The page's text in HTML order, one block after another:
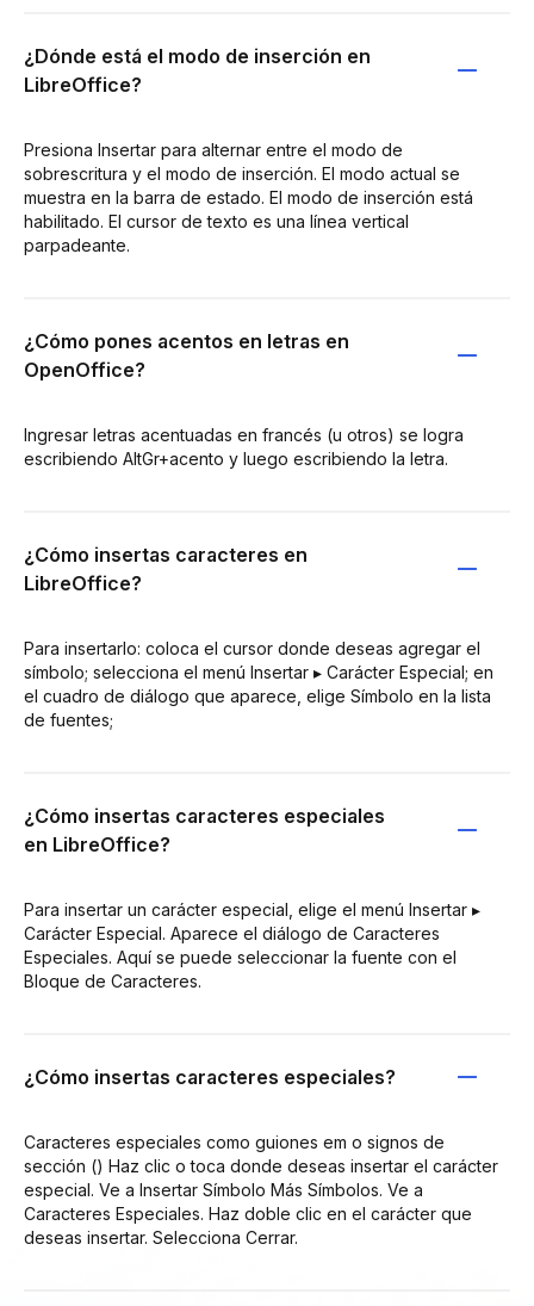
¿Dónde está el modo de inserción en
LibreOffice?
Presiona Insertar para alternar entre el modo de
sobrescritura y el modo de inserción. El modo actual se
muestra en la barra de estado. El modo de inserción está
habilitado. El cursor de texto es una línea vertical
parpadeante.
¿Cómo pones acentos en letras en
OpenOffice?
Ingresar letras acentuadas en francés (u otros) se logra
escribiendo AltGr+acento y luego escribiendo la letra.
¿Cómo insertas caracteres en
LibreOffice?
Para insertarlo: coloca el cursor donde deseas agregar el
símbolo; selecciona el menú Insertar ▸ Carácter Especial; en
el cuadro de diálogo que aparece, elige Símbolo en la lista
de fuentes;
¿Cómo insertas caracteres especiales
en LibreOffice?
Para insertar un carácter especial, elige el menú Insertar ▸
Carácter Especial. Aparece el diálogo de Caracteres
Especiales. Aquí se puede seleccionar la fuente con el
Bloque de Caracteres.
¿Cómo insertas caracteres especiales?
Caracteres especiales como guiones em o signos de
sección () Haz clic o toca donde deseas insertar el carácter
especial. Ve a Insertar Símbolo Más Símbolos. Ve a
Caracteres Especiales. Haz doble clic en el carácter que
deseas insertar. Selecciona Cerrar.